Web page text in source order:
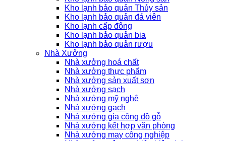
Kho lạnh bảo quản Thủy sản
Kho lạnh bảo quản đá viên
Kho lạnh cấp đông
Kho lạnh bảo quản bia
Kho lạnh bảo quản rượu
Nhà Xưởng
Nhà xưởng hoá chất
Nhà xưởng thực phẩm
Nhà xưởng sản xuất sơn
Nhà xưởng sạch
Nhà xưởng mỹ nghệ
Nhà xưởng gạch
Nhà xưởng gia công đồ gỗ
Nhà xưởng kết hợp văn phòng
Nhà xưởng may công nghiệp